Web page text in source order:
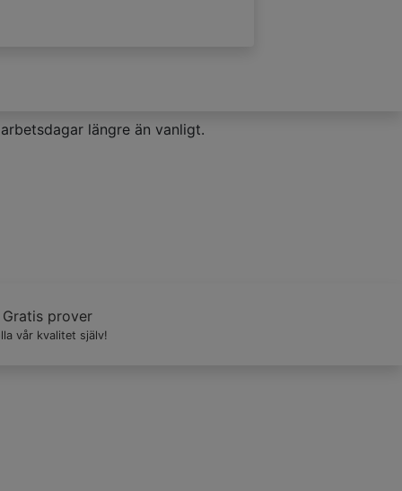
längre än vanligt.
förtjänar det.
Gratis prover
vår kvalitet själv!